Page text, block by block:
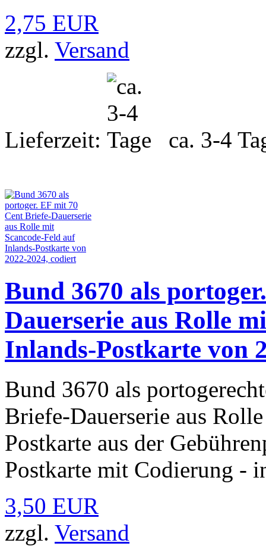
2,75 EUR
zzgl. Versand
Lieferzeit: ca. 3-4
Bund 3670 als
Dauerserie aus Rolle
Inlands-Postkarte von
Bund 3670 als
Briefe-Dauerserie aus
Postkarte aus der
Postkarte mit Codierung -
3,50 EUR
zzgl. Versand